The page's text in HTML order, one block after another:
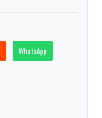
WhatsApp